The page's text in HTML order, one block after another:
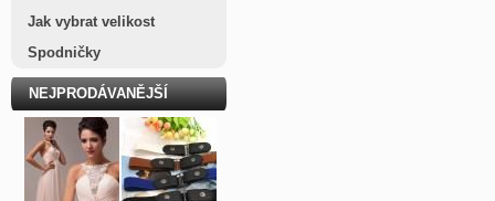
Jak vybrat velikost
Spodničky
NEJPRODÁVANĚJŠÍ